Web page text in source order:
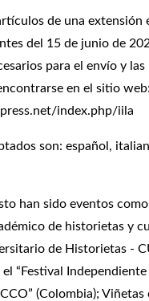
de una extensión
del 15 de junio de
para el envío y las
en el sitio web:
index.php/iila
son: español,
han sido eventos como
de historietas y
de Historietas -
el “Festival
(Colombia); Viñetas